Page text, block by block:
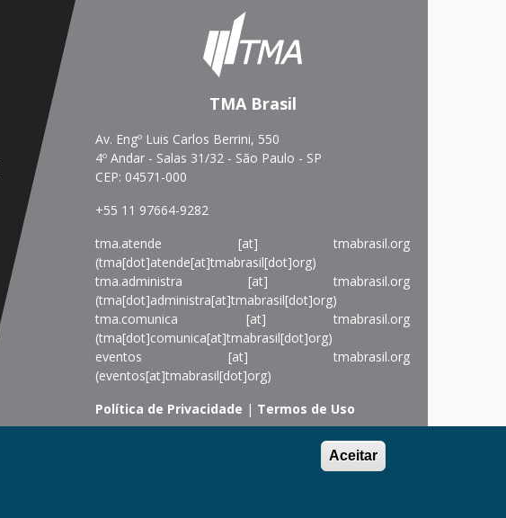
TMA Brasil
Av. Engº Luis Carlos Berrini, 550
4º Andar - Salas 31/32 - São Paulo - SP
CEP: 04571-000
+55 11 97664-9282
tma.atende [at] tmabrasil.org
(tma[dot]atende[at]tmabrasil[dot]org)
tma.administra [at] tmabrasil.org
(tma[dot]administra[at]tmabrasil[dot]org)
tma.comunica [at] tmabrasil.org
(tma[dot]comunica[at]tmabrasil[dot]org)
eventos [at] tmabrasil.org
(eventos[at]tmabrasil[dot]org)
Política de Privacidade | Termos de Uso
Turnaround Management
Association do Brasil - TMA Brasil.All Rights
Aceitar